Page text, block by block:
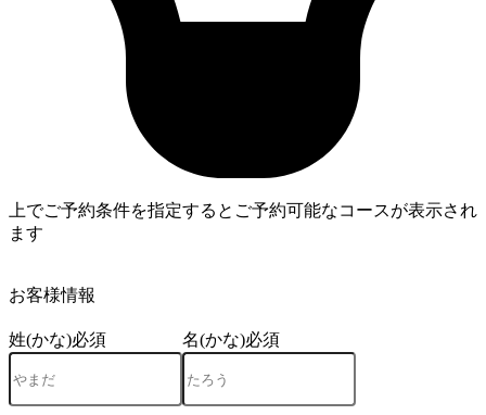
上でご予約条件を指定するとご予約可能なコースが表示され
ます
お客様情報
姓(かな)必須 名(かな)必須